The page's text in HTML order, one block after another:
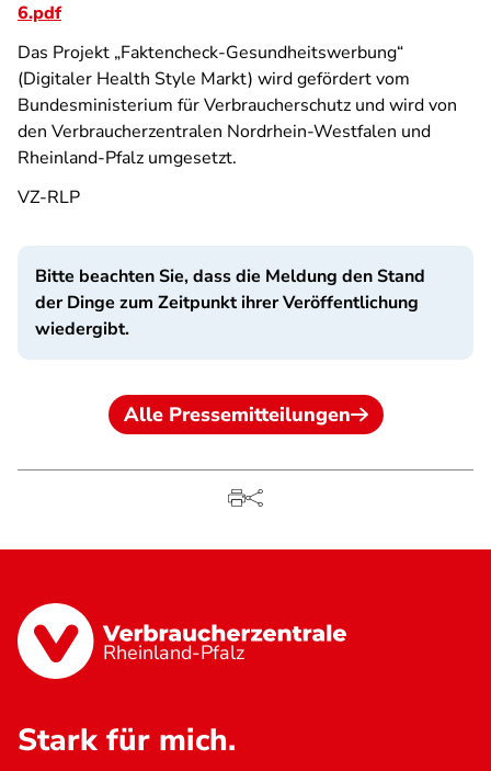
6.pdf
Das Projekt „Faktencheck-Gesundheitswerbung“
(Digitaler Health Style Markt) wird gefördert vom
Bundesministerium für Verbraucherschutz und wird von
den Verbraucherzentralen Nordrhein-Westfalen und
Rheinland-Pfalz umgesetzt.
VZ-RLP
Bitte beachten Sie, dass die Meldung den Stand
der Dinge zum Zeitpunkt ihrer Veröffentlichung
wiedergibt.
Alle Pressemitteilungen
Rheinland-Pfalz
Stark für mich.